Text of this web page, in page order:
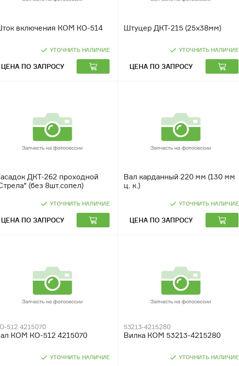
включения КОМ КО-514
УТОЧНИТЬ НАЛИЧИЕ
ЦЕНА ПО ЗАПРОСУ
Штуцер ДКТ-215 (25х38мм)
УТОЧНИТЬ НАЛИЧИЕ
ЦЕНА ПО ЗАПРОСУ
ДКТ-262 проходной
(без 8шт.сопел)
УТОЧНИТЬ НАЛИЧИЕ
ЦЕНА ПО ЗАПРОСУ
Вал карданный 220 мм (130 мм
ц. к.)
УТОЧНИТЬ НАЛИЧИЕ
ЦЕНА ПО ЗАПРОСУ
512 4215070
КОМ КО-512 4215070
УТОЧНИТЬ НАЛИЧИЕ
53213-4215280
Вилка КОМ 53213-4215280
УТОЧНИТЬ НАЛИЧИЕ